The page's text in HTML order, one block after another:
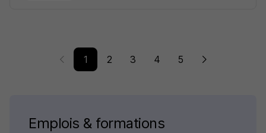
1 2 3 4 5
Emplois & formations